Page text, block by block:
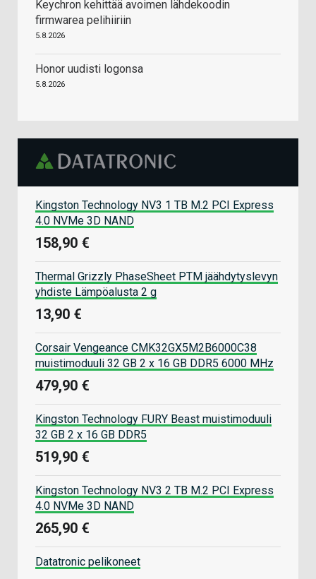
Keychron kehittää avoimen lähdekoodin
firmwarea pelihiiriin
5.8.2026
Honor uudisti logonsa
5.8.2026
Kingston Technology NV3 1 TB M.2 PCI Express
4.0 NVMe 3D NAND
158,90 €
Thermal Grizzly PhaseSheet PTM jäähdytyslevyn
yhdiste Lämpöalusta 2 g
13,90 €
Corsair Vengeance CMK32GX5M2B6000C38
muistimoduuli 32 GB 2 x 16 GB DDR5 6000 MHz
479,90 €
Kingston Technology FURY Beast muistimoduuli
32 GB 2 x 16 GB DDR5
519,90 €
Kingston Technology NV3 2 TB M.2 PCI Express
4.0 NVMe 3D NAND
265,90 €
Datatronic pelikoneet